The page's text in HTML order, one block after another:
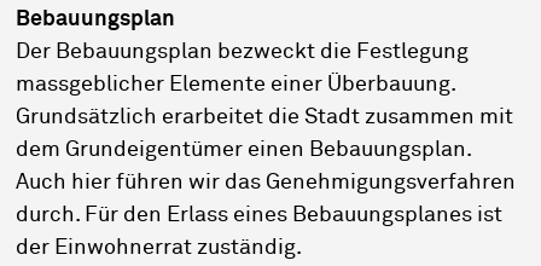
Bebauungsplan
Der Bebauungsplan bezweckt die Festlegung
massgeblicher Elemente einer Überbauung.
Grundsätzlich erarbeitet die Stadt zusammen mit
dem Grundeigentümer einen Bebauungsplan.
Auch hier führen wir das Genehmigungsverfahren
durch. Für den Erlass eines Bebauungsplanes ist
der Einwohnerrat zuständig.